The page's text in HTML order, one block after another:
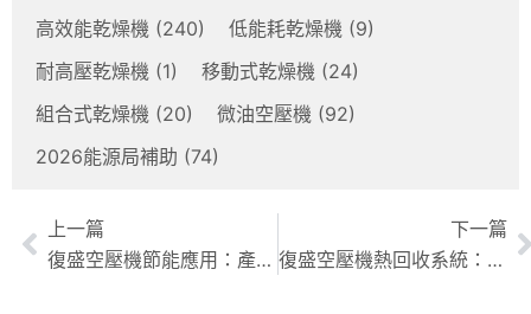
高效能乾燥機 (240) 低能耗乾燥機 (9)
耐高壓乾燥機 (1) 移動式乾燥機 (24)
組合式乾燥機 (20) 微油空壓機 (92)
2026能源局補助 (74)
上一篇
復盛空壓機節能應用：產業減碳高效方案全解析
下一篇
復盛空壓機熱回收系統：節能方案深度解析與實踐指南